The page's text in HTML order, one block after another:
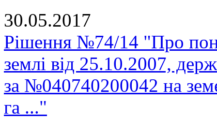
30.05.2017
Рішення №74/14 "Про
землі від 25.10.2007,
за №040740200042 на
га ..."